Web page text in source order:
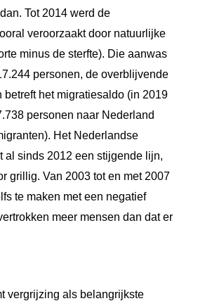
Tot 2014 werd de
veroorzaakt door natuurlijke
minus de sterfte). Die aanwas
personen, de overblijvende
betreft het migratiesaldo (in 2019
personen naar Nederland
Het Nederlandse
al sinds 2012 een stijgende lijn,
grillig. Van 2003 tot en met 2007
te maken met een negatief
meer mensen dan dat er
vergrijzing als belangrijkste